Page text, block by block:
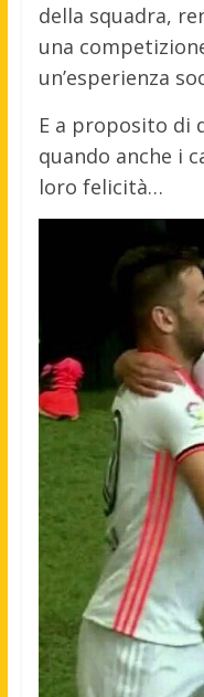
della squadra,
una
un’esperienza
E a proposito di
quando anche i
loro felicità…